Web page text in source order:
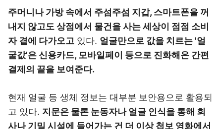
주머니나 가방 속에서 주섬주섬 지갑, 스마트폰을 꺼
내지 않고도 상점에서 물건을 사는 세상이 점점 소비
자 곁에 다가오고 있다. 얼굴만으로 값을 치르는 '얼
굴값'은 신용카드, 모바일페이 등으로 진화해온 간편
결제의 끝을 보여준다.
현재 얼굴 등 생체 정보는 대부분 보안용으로 활용되
고 있다. 지문은 물론 눈동자나 얼굴 인식을 통해 회
사나 기밀 시설에 들어가는 건 더 이상 첩보 영화에서